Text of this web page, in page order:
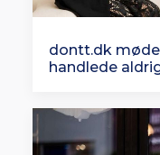
dontt.dk
handlede